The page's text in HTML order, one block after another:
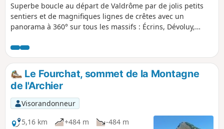
Superbe boucle au départ de Valdrôme par de jolis petits
sentiers et de magnifiques lignes de crêtes avec un
panorama à 360° sur tous les massifs : Écrins, Dévoluy,
Le Fourchat, sommet de la Montagne
de l'Archier
Visorandonneur
5,16 km
+484 m
-484 m